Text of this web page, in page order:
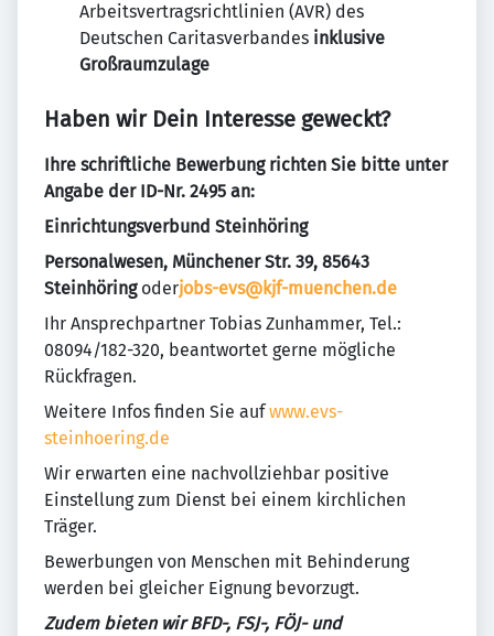
Arbeitsvertragsrichtlinien (AVR) des
Deutschen Caritasverbandes inklusive
Großraumzulage
Haben wir Dein Interesse geweckt?
Ihre schriftliche Bewerbung richten Sie bitte unter
Angabe der ID-Nr. 2495 an:
Einrichtungsverbund Steinhöring
Personalwesen, Münchener Str. 39, 85643
Steinhöring oderjobs-evs@kjf-muenchen.de
Ihr Ansprechpartner Tobias Zunhammer, Tel.:
08094/182-320, beantwortet gerne mögliche
Rückfragen.
Weitere Infos finden Sie aufwww.evs-
steinhoering.de
Wir erwarten eine nachvollziehbar positive
Einstellung zum Dienst bei einem kirchlichen
Träger.
Bewerbungen von Menschen mit Behinderung
werden bei gleicher Eignung bevorzugt.
Zudem bieten wir BFD-, FSJ-, FÖJ- und